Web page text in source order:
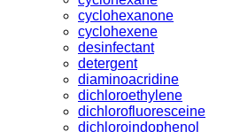
cyclohexanone
cyclohexene
desinfectant
detergent
diaminoacridine
dichloroethylene
dichlorofluoresceine
dichloroindophenol